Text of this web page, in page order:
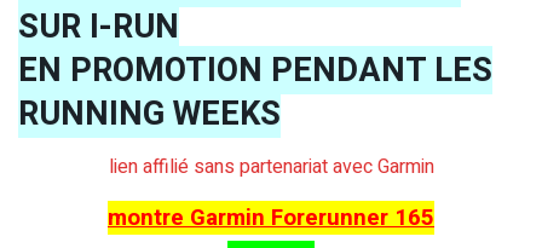
SUR I-RUN
EN PROMOTION PENDANT LES
RUNNING WEEKS
lien affilié sans partenariat avec Garmin
montre Garmin Forerunner 165